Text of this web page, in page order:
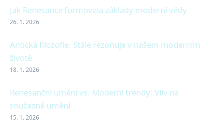
Jak Renesance formovala základy moderní vědy
26. 1. 2026
Antická filozofie: Stále rezonuje v našem moderním
životě
18. 1. 2026
Renesanční umění vs. Moderní trendy: Vliv na
současné umění
15. 1. 2026